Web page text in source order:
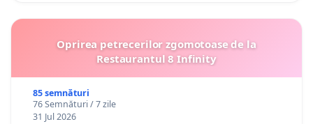
Oprirea petrecerilor zgomotoase de la
Restaurantul 8 Infinity
85 semnături
76 Semnături / 7 zile
31 Jul 2026